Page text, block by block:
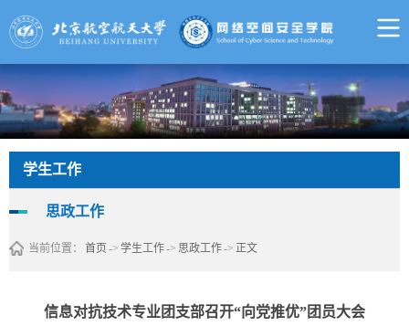
学生工作
思政工作
当前位置： 首页 -> 学生工作-> 思政工作-> 正文
信息对抗技术专业团支部召开“向党推优”团员大会